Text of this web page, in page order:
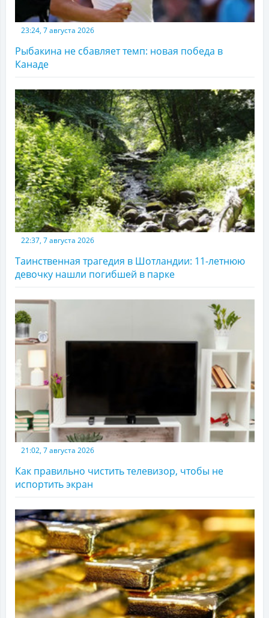
23:24, 7 августа 2026
Рыбакина не сбавляет темп: новая победа в
Канаде
22:37, 7 августа 2026
Таинственная трагедия в Шотландии: 11-летнюю
девочку нашли погибшей в парке
21:02, 7 августа 2026
Как правильно чистить телевизор, чтобы не
испортить экран